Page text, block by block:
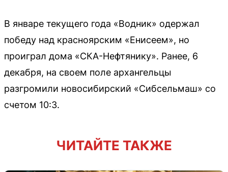
В январе текущего года «Водник» одержал
победу над красноярским «Енисеем», но
проиграл дома «СКА-Нефтянику». Ранее, 6
декабря, на своем поле архангельцы
разгромили новосибирский «Сибсельмаш» со
счетом 10:3.
ЧИТАЙТЕ ТАКЖЕ